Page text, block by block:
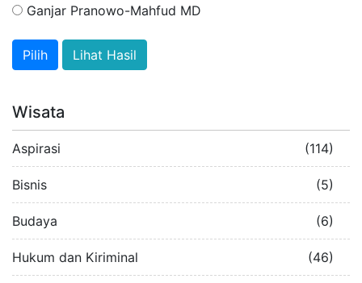
Ganjar Pranowo-Mahfud MD
Lihat Hasil
Wisata
Aspirasi (114)
Bisnis (5)
Budaya (6)
Hukum dan Kiriminal (46)